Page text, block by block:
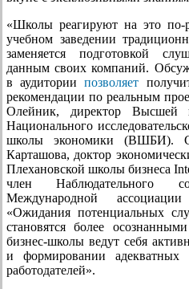
«Школы реагируют на это
учебном заведении
заменяется подготовкой
данным своих компаний.
в аудиториипозволяет
рекомендации по реальным
Олейник, директор Высшей
Национального
школы экономики (ВШБИ). С
Карташова, доктор
Плехановской школы бизнеса
член Наблюдательного
Международной
«Ожидания потенциальных
становятся более
бизнес-школы ведут себя
и формировании
работодателей».